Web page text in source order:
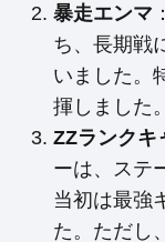
暴走エンマ
ち、長期戦
いました。
揮しました。
ZZランクキ
ーは、ステ
当初は最強
た。ただし